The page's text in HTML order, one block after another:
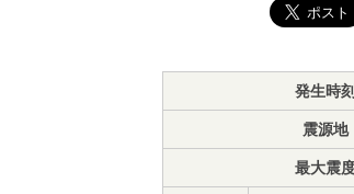
発生時刻
震源地
最大震